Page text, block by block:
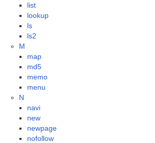
list
lookup
ls
ls2
M
map
md5
memo
menu
N
navi
new
newpage
nofollow